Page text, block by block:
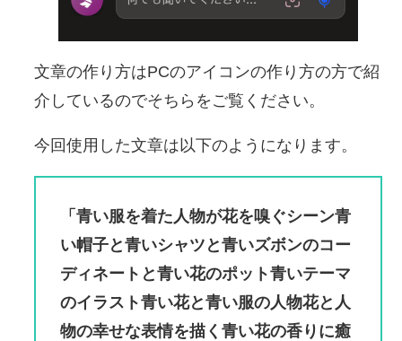
文章の作り方はPCのアイコンの作り方の方で紹
介しているのでそちらをご覧ください。
今回使用した文章は以下のようになります。
「青い服を着た人物が花を嗅ぐシーン青
い帽子と青いシャツと青いズボンのコー
ディネートと青い花のポット青いテーマ
のイラスト青い花と青い服の人物花と人
物の幸せな表情を描く青い花の香りに癒